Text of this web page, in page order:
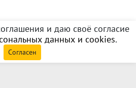
и даю своё согласие
данных и cookies.
Согласен